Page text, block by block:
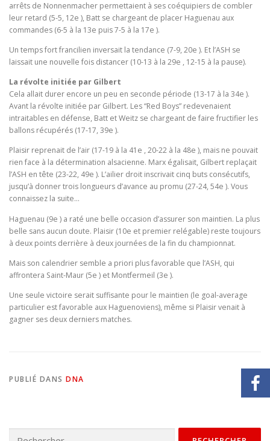
arrêts de Nonnenmacher permettaient à ses coéquipiers de combler
leur retard (5-5, 12e ), Batt se chargeant de placer Haguenau aux
commandes (6-5 à la 13e puis 7-5 à la 17e ).
Un temps fort francilien inversait la tendance (7-9, 20e ). Et l’ASH se
laissait une nouvelle fois distancer (10-13 à la 29e , 12-15 à la pause).
La révolte initiée par Gilbert
Cela allait durer encore un peu en seconde période (13-17 à la 34e ).
Avant la révolte initiée par Gilbert. Les “Red Boys” redevenaient
intraitables en défense, Batt et Weitz se chargeant de faire fructifier les
ballons récupérés (17-17, 39e ).
Plaisir reprenait de l’air (17-19 à la 41e , 20-22 à la 48e ), mais ne pouvait
rien face à la détermination alsacienne. Marx égalisait, Gilbert replaçait
l’ASH en tête (23-22, 49e ). L’ailier droit inscrivait cinq buts consécutifs,
jusqu’à donner trois longueurs d’avance au promu (27-24, 54e ). Vous
connaissez la suite…
Haguenau (9e ) a raté une belle occasion d’assurer son maintien. La plus
belle sans aucun doute. Plaisir (10e et premier relégable) reste toujours
à deux points derrière à deux journées de la fin du championnat.
Mais son calendrier semble a priori plus favorable que l’ASH, qui
affrontera Saint-Maur (5e ) et Montfermeil (3e ).
Une seule victoire serait suffisante pour le maintien (le goal-average
particulier est favorable aux Haguenoviens), même si Plaisir venait à
gagner ses deux derniers matches.
PUBLIÉ DANS DNA